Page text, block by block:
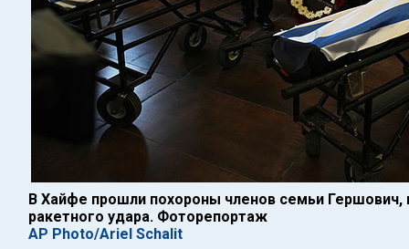
В Хайфе прошли похороны членов семьи Гершович,
ракетного удара. Фоторепортаж
AP Photo/Ariel Schalit